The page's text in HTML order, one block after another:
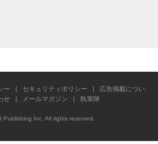
ー | セキュリティポリシー | 広告掲載につい
せ | メールマガジン | 執筆陣
Inc. All rights reserved.